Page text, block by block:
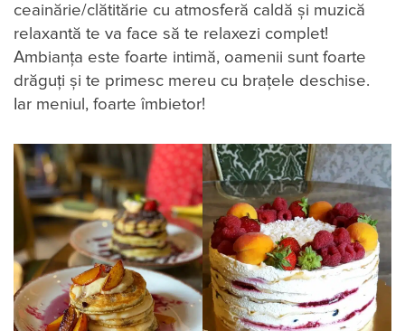
ceainărie/clătitărie cu atmosferă caldă și muzică
relaxantă te va face să te relaxezi complet!
Ambianța este foarte intimă, oamenii sunt foarte
drăguți și te primesc mereu cu brațele deschise.
Iar meniul, foarte îmbietor!